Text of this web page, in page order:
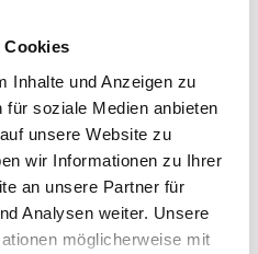
Cookies
Inhalte und Anzeigen zu
soziale Medien anbieten
unsere Website zu
wir Informationen zu Ihrer
an unsere Partner für
Analysen weiter. Unsere
möglicherweise mit